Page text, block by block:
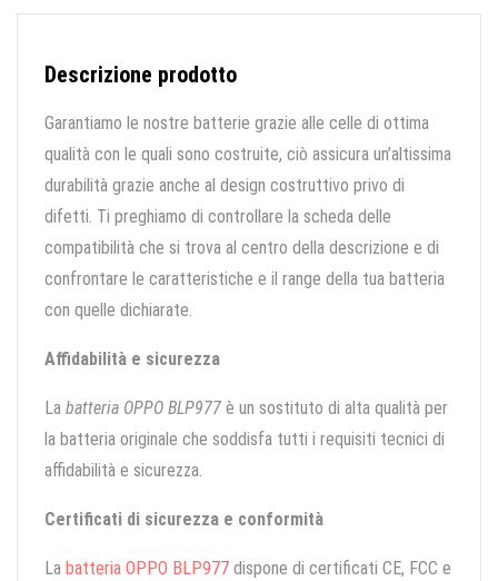
Descrizione prodotto
Garantiamo le nostre batterie grazie alle celle di ottima
qualità con le quali sono costruite, ciò assicura un’altissima
durabilità grazie anche al design costruttivo privo di
difetti. Ti preghiamo di controllare la scheda delle
compatibilità che si trova al centro della descrizione e di
confrontare le caratteristiche e il range della tua batteria
con quelle dichiarate.
Affidabilità e sicurezza
La batteria OPPO BLP977 è un sostituto di alta qualità per
la batteria originale che soddisfa tutti i requisiti tecnici di
affidabilità e sicurezza.
Certificati di sicurezza e conformità
La batteria OPPO BLP977 dispone di certificati CE, FCC e